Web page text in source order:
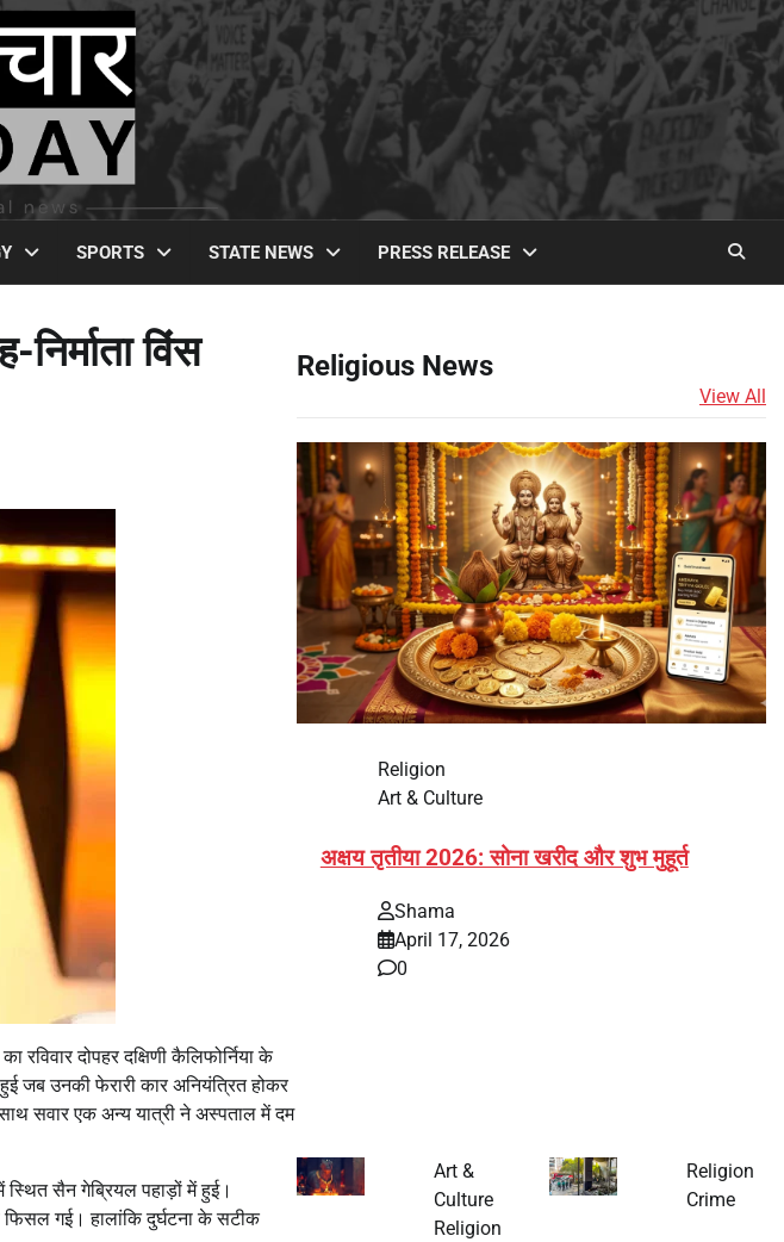
SPORTS STATE NEWS PRESS RELEASE
विंस
दोपहर दक्षिणी कैलिफोर्निया के
जब उनकी फेरारी कार अनियंत्रित होकर
सवार एक अन्य यात्री ने अस्पताल में दम
स्थित सैन गेब्रियल पहाड़ों में हुई।
गई। हालांकि दुर्घटना के सटीक
Religious News
View All
Religion
Art & Culture
अक्षय तृतीया 2026: सोना खरीद और शुभ मुहूर्त
Shama
April 17, 2026
0
Art &
Culture
Religion
Religion
Crime